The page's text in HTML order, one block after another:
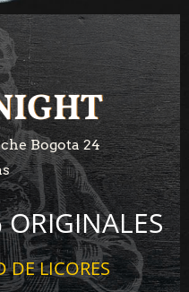
Bogota 24
DE LICORES